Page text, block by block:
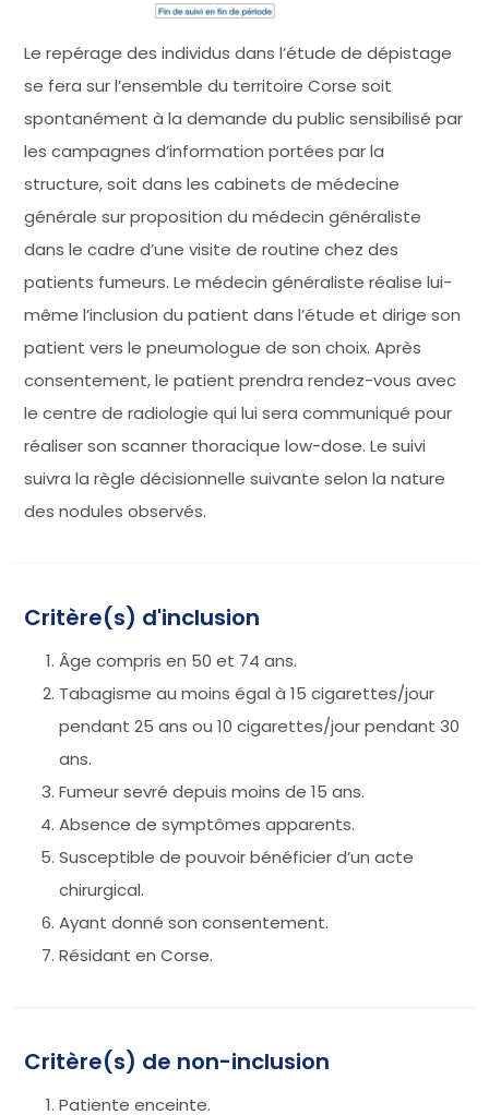
Le repérage des individus dans l’étude de dépistage
se fera sur l’ensemble du territoire Corse soit
spontanément à la demande du public sensibilisé par
les campagnes d’information portées par la
structure, soit dans les cabinets de médecine
générale sur proposition du médecin généraliste
dans le cadre d’une visite de routine chez des
patients fumeurs. Le médecin généraliste réalise lui-
même l’inclusion du patient dans l’étude et dirige son
patient vers le pneumologue de son choix. Après
consentement, le patient prendra rendez-vous avec
le centre de radiologie qui lui sera communiqué pour
réaliser son scanner thoracique low-dose. Le suivi
suivra la règle décisionnelle suivante selon la nature
des nodules observés.
Critère(s) d'inclusion
Âge compris en 50 et 74 ans.
Tabagisme au moins égal à 15 cigarettes/jour
pendant 25 ans ou 10 cigarettes/jour pendant 30
ans.
Fumeur sevré depuis moins de 15 ans.
Absence de symptômes apparents.
Susceptible de pouvoir bénéficier d’un acte
chirurgical.
Ayant donné son consentement.
Résidant en Corse.
Critère(s) de non-inclusion
Patiente enceinte.